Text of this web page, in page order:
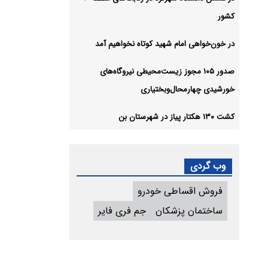
کشور
در خون‌خواهی امام شهید کوتاه نخواهیم آمد
صدور ۱۰۵ مجوز زیست‌محیطی نیروگاه‌های
خورشیدی چهارمحال‌وبختیاری
کشت ۱۳۰ هکتار پیاز در شهرستان بن
وب گردی
فروش اقساطی خودرو
ساختمان پزشکان
جم فری فایر